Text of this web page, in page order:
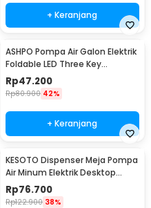
+ Keranjang
ASHPO Pompa Air Galon Elektrik
Foldable LED Three Key
1200mAh - D18
Rp47.200
Rp80.900 42%
+ Keranjang
KESOTO Dispenser Meja Pompa
Air Minum Elektrik Desktop
Rechargeable - FY-817
Rp76.700
Rp122.900 38%